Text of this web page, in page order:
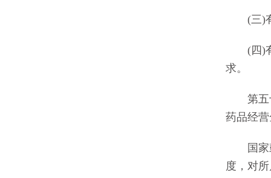
(三)有
(四)有
求。
第五十
药品经
国家鼓
度，对